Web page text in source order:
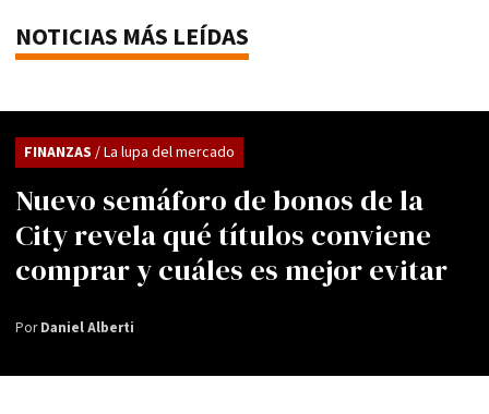
NOTICIAS MÁS LEÍDAS
Nuevo semáforo de bonos de la
City revela qué títulos conviene
comprar y cuáles es mejor evitar
FINANZAS / La lupa del mercado
PorDaniel Alberti